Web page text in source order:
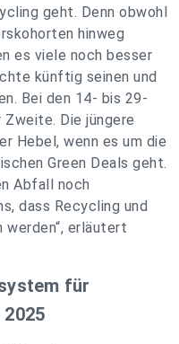
geht. Denn obwohl
hinweg
es viele noch besser
künftig seinen und
Bei den 14- bis 29-
Die jüngere
Hebel, wenn es um die
Green Deals geht.
Abfall noch
dass Recycling und
erläutert
für